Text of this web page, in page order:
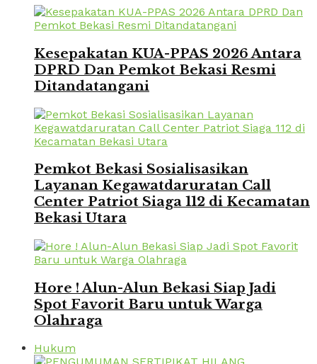
Kesepakatan KUA-PPAS 2026 Antara
DPRD Dan Pemkot Bekasi Resmi
Ditandatangani
Pemkot Bekasi Sosialisasikan
Layanan Kegawatdaruratan Call
Center Patriot Siaga 112 di Kecamatan
Bekasi Utara
Hore ! Alun-Alun Bekasi Siap Jadi
Spot Favorit Baru untuk Warga
Olahraga
Hukum